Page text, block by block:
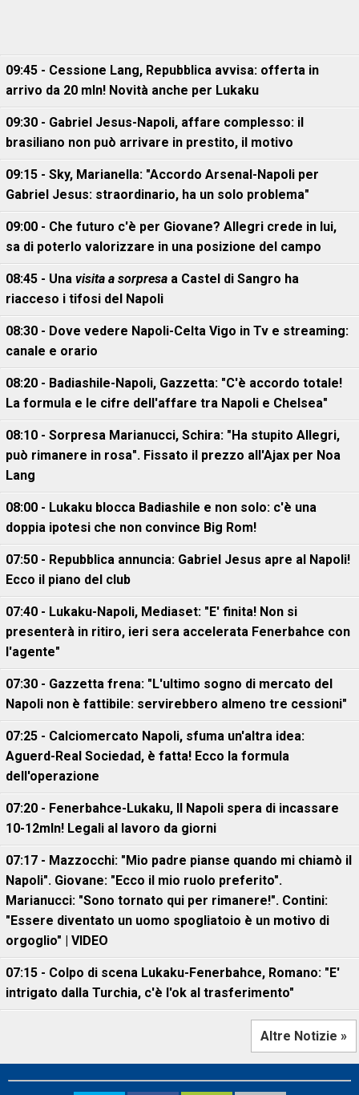
09:45 - Cessione Lang, Repubblica avvisa: offerta in
arrivo da 20 mln! Novità anche per Lukaku
09:30 - Gabriel Jesus-Napoli, affare complesso: il
brasiliano non può arrivare in prestito, il motivo
09:15 - Sky, Marianella: "Accordo Arsenal-Napoli per
Gabriel Jesus: straordinario, ha un solo problema"
09:00 - Che futuro c'è per Giovane? Allegri crede in lui,
sa di poterlo valorizzare in una posizione del campo
08:45 - Una visita a sorpresa a Castel di Sangro ha
riacceso i tifosi del Napoli
08:30 - Dove vedere Napoli-Celta Vigo in Tv e streaming:
canale e orario
08:20 - Badiashile-Napoli, Gazzetta: "C'è accordo totale!
La formula e le cifre dell'affare tra Napoli e Chelsea"
08:10 - Sorpresa Marianucci, Schira: "Ha stupito Allegri,
può rimanere in rosa". Fissato il prezzo all'Ajax per Noa
Lang
08:00 - Lukaku blocca Badiashile e non solo: c'è una
doppia ipotesi che non convince Big Rom!
07:50 - Repubblica annuncia: Gabriel Jesus apre al Napoli!
Ecco il piano del club
07:40 - Lukaku-Napoli, Mediaset: "E' finita! Non si
presenterà in ritiro, ieri sera accelerata Fenerbahce con
l'agente"
07:30 - Gazzetta frena: "L'ultimo sogno di mercato del
Napoli non è fattibile: servirebbero almeno tre cessioni"
07:25 - Calciomercato Napoli, sfuma un'altra idea:
Aguerd-Real Sociedad, è fatta! Ecco la formula
dell'operazione
07:20 - Fenerbahce-Lukaku, ll Napoli spera di incassare
10-12mln! Legali al lavoro da giorni
07:17 - Mazzocchi: "Mio padre pianse quando mi chiamò il
Napoli". Giovane: "Ecco il mio ruolo preferito".
Marianucci: "Sono tornato qui per rimanere!". Contini:
"Essere diventato un uomo spogliatoio è un motivo di
orgoglio" | VIDEO
07:15 - Colpo di scena Lukaku-Fenerbahce, Romano: "E'
intrigato dalla Turchia, c'è l'ok al trasferimento"
Altre Notizie »